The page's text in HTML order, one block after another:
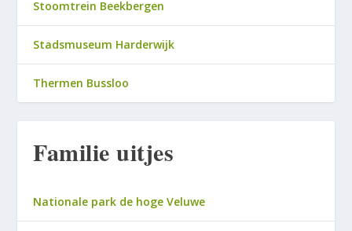
Stoomtrein Beekbergen
Stadsmuseum Harderwijk
Thermen Bussloo
Familie uitjes
Nationale park de hoge Veluwe